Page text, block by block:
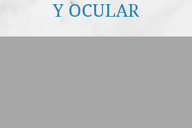
Y OCULAR